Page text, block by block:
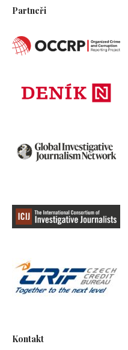
Partneři
Kontakt